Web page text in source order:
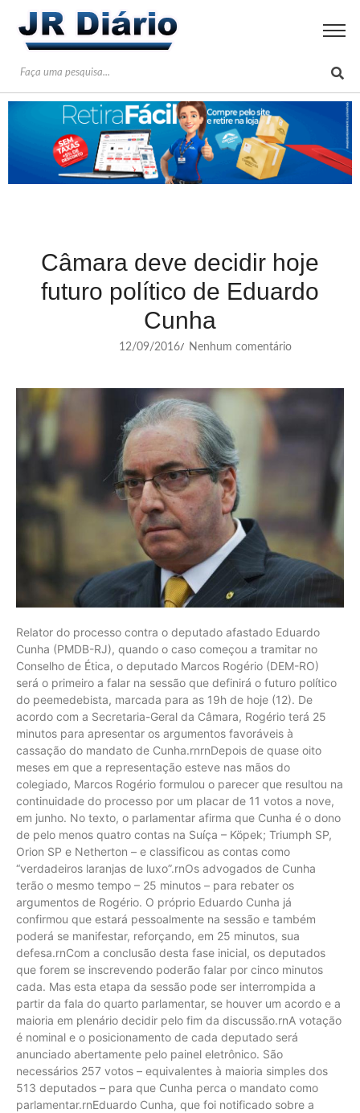
Câmara deve decidir hoje
futuro político de Eduardo
Cunha
12/09/2016/ Nenhum comentário
Relator do processo contra o deputado afastado Eduardo
Cunha (PMDB-RJ), quando o caso começou a tramitar no
Conselho de Ética, o deputado Marcos Rogério (DEM-RO)
será o primeiro a falar na sessão que definirá o futuro político
do peemedebista, marcada para as 19h de hoje (12). De
acordo com a Secretaria-Geral da Câmara, Rogério terá 25
minutos para apresentar os argumentos favoráveis à
cassação do mandato de Cunha.rnrnDepois de quase oito
meses em que a representação esteve nas mãos do
colegiado, Marcos Rogério formulou o parecer que resultou na
continuidade do processo por um placar de 11 votos a nove,
em junho. No texto, o parlamentar afirma que Cunha é o dono
de pelo menos quatro contas na Suíça – Köpek; Triumph SP,
Orion SP e Netherton – e classificou as contas como
“verdadeiros laranjas de luxo”.rnOs advogados de Cunha
terão o mesmo tempo – 25 minutos – para rebater os
argumentos de Rogério. O próprio Eduardo Cunha já
confirmou que estará pessoalmente na sessão e também
poderá se manifestar, reforçando, em 25 minutos, sua
defesa.rnCom a conclusão desta fase inicial, os deputados
que forem se inscrevendo poderão falar por cinco minutos
cada. Mas esta etapa da sessão pode ser interrompida a
partir da fala do quarto parlamentar, se houver um acordo e a
maioria em plenário decidir pelo fim da discussão.rnA votação
é nominal e o posicionamento de cada deputado será
anunciado abertamente pelo painel eletrônico. São
necessários 257 votos – equivalentes à maioria simples dos
513 deputados – para que Cunha perca o mandato como
parlamentar.rnEduardo Cunha, que foi notificado sobre a